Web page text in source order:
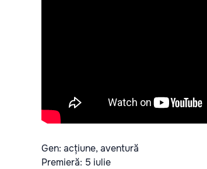
Gen: acțiune, aventură
Premieră: 5 iulie